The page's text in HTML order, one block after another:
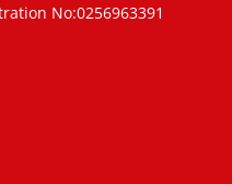
No:0256963391